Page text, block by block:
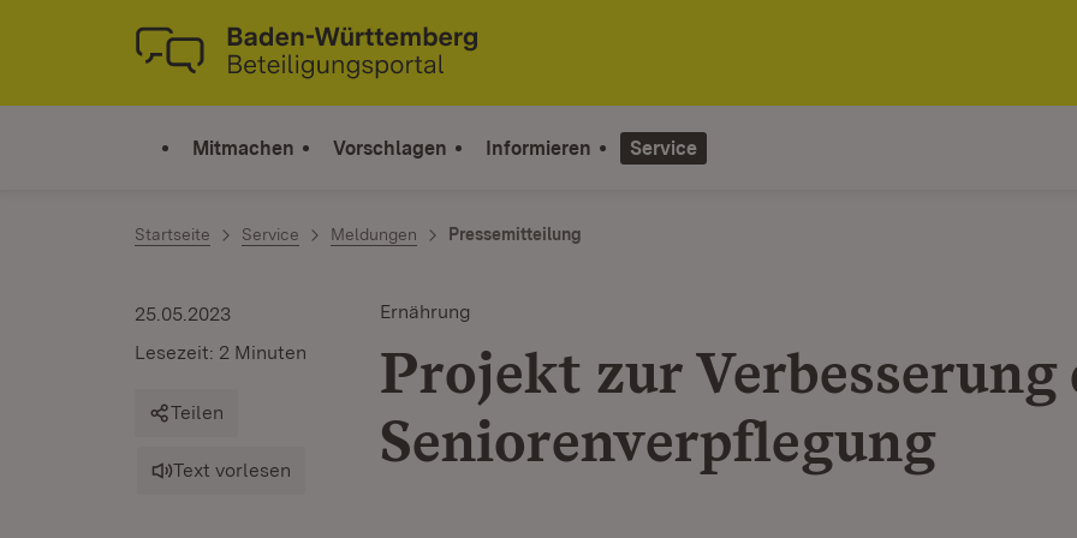
Zum Inhalt springen
Link zur Startseite
Mitmachen Vorschlagen Informieren Service
Startseite Service Meldungen Pressemitteilung
Ernährung
Projekt zur Verbesserung
Seniorenverpflegung
25.05.2023
Lesezeit: 2 Minuten
Teilen
Text vorlesen